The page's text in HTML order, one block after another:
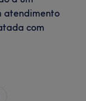
atendimento
com